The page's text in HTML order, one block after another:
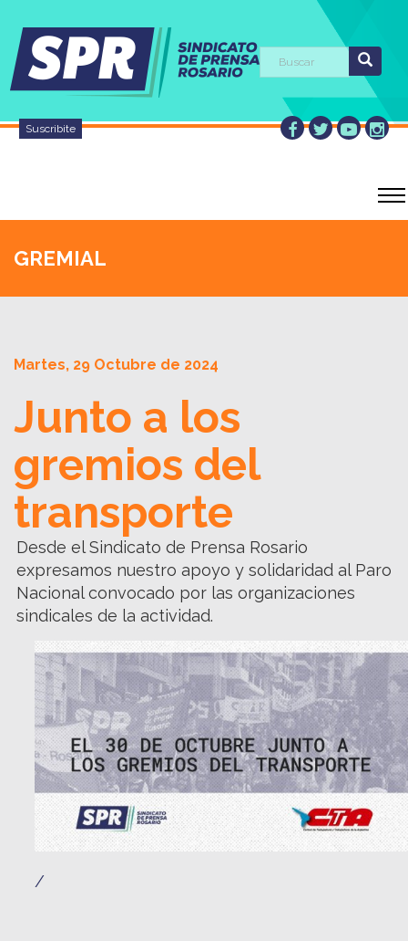
Suscribite
GREMIAL
Martes, 29 Octubre de 2024
Junto a los
gremios del
transporte
Desde el Sindicato de Prensa Rosario
expresamos nuestro apoyo y solidaridad al Paro
Nacional convocado por las organizaciones
sindicales de la actividad.
/